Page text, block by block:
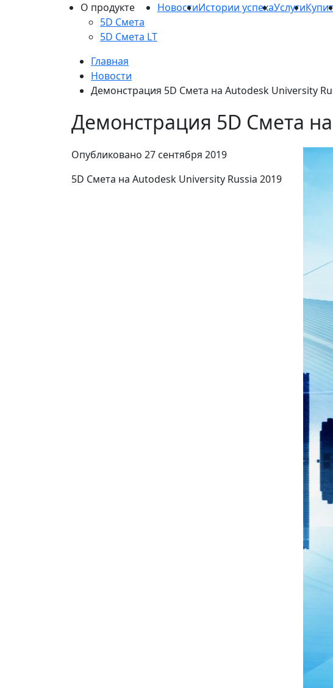
О продукте
5D Смета
5D Смета LT
НовостиИстории успехаУслуги
Главная
Новости
Демонстрация 5D Смета на Autodesk University
Демонстрация 5D Смета
Опубликовано 27 сентября 2019
5D Смета на Autodesk University Russia 2019